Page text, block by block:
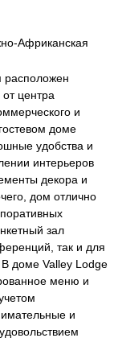
Африканская
расположен
центра
и
доме
удобства и
интерьеров
декора и
дом отлично
зал
так и для
доме Valley Lodge
меню и
и